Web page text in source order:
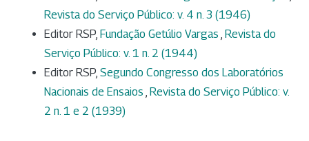
Revista do Serviço Público: v. 4 n. 3 (1946)
Editor RSP, Fundação Getúlio Vargas , Revista do
Serviço Público: v. 1 n. 2 (1944)
Editor RSP, Segundo Congresso dos Laboratórios
Nacionais de Ensaios , Revista do Serviço Público: v.
2 n. 1 e 2 (1939)